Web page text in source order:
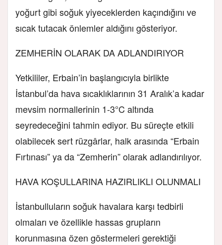
yoğurt gibi soğuk yiyeceklerden kaçındığını ve
sıcak tutacak önlemler aldığını gösteriyor.
ZEMHERİN OLARAK DA ADLANDIRIYOR
Yetkililer, Erbain’in başlangıcıyla birlikte
İstanbul’da hava sıcaklıklarının 31 Aralık’a kadar
mevsim normallerinin 1-3°C altında
seyredeceğini tahmin ediyor. Bu süreçte etkili
olabilecek sert rüzgârlar, halk arasında “Erbain
Fırtınası” ya da “Zemherin” olarak adlandırılıyor.
HAVA KOŞULLARINA HAZIRLIKLI OLUNMALI
İstanbulluların soğuk havalara karşı tedbirli
olmaları ve özellikle hassas grupların
korunmasına özen göstermeleri gerektiği